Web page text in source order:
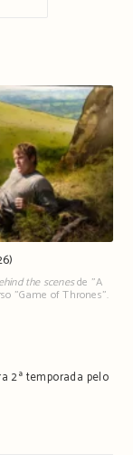
the scenesde "A
"Game of Thrones".
2ª temporada pelo